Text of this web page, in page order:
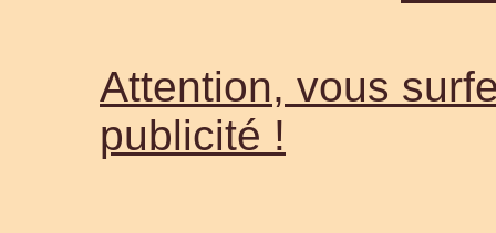
Attention, vous
publicité !